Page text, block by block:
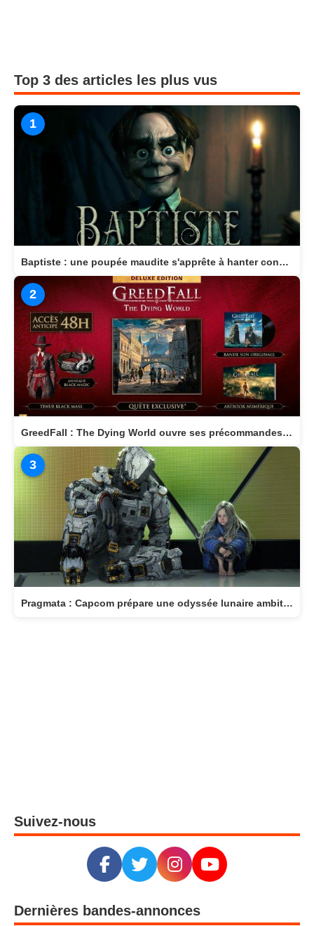
Top 3 des articles les plus vus
1
Baptiste : une poupée maudite s'apprête à hanter consoles et PC en 2026
2
GreedFall : The Dying World ouvre ses précommandes et dévoile son édition Deluxe
3
Pragmata : Capcom prépare une odyssée lunaire ambitieuse pour avril 2026
Suivez-nous
Dernières bandes-annonces